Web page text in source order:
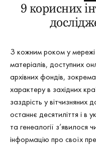
9 корисних
З кожним роком у мережі
матеріалів, доступних
архівних фондів,
характеру в західних
заздрість у вітчизняних
останнє десятиліття і в
та генеалогії
інформацію про своїх